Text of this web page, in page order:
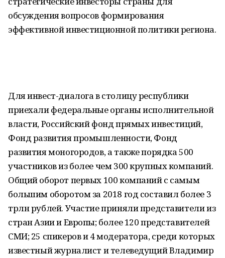
обсуждения вопросов формирования
эффективной инвестиционной политики региона.
Для инвест-диалога в столицу республики
приехали федеральные органы исполнительной
власти, Российский фонд прямых инвестиций,
Фонд развития промышленности, Фонд
развития моногородов, а также порядка 500
участников из более чем 300 крупных компаний.
Общий оборот первых 100 компаний с самым
большим оборотом за 2018 год составил более 3
трлн рублей. Участие приняли представители из
стран Азии и Европы; более 120 представителей
СМИ; 25 спикеров и 4 модератора, среди которых
известный журналист и телеведущий Владимир